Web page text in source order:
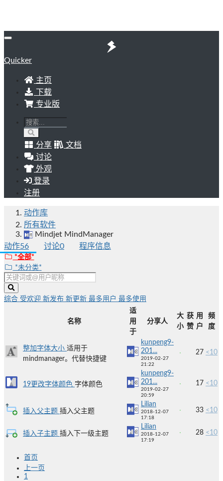
Quicker
主页
下载
专业版
分享
文档
讨论
外观
登录
注册
动作库
所有软件
Mindjet MindManager
动作56 讨论0 程序信息
*全部*
*未分类*
综合 受欢迎 新发布 新更新 最多用户 最多使用
名称
适
用
于
分享人
大
小
获
赞
用
户
频
度
整加字体大小 适用于
mindmanager。代替快捷键
kunpeng9-
201...
2019-02-27
21:22
27 <10
19更改字体颜色 字体颜色
kunpeng9-
201...
2019-02-27
20:59
17 <10
插入父主题 插入父主题
Lilian
2018-12-07
17:18
33 <10
插入子主题 插入下一级主题
Lilian
2018-12-07
17:19
28 <10
首页
上一页
1